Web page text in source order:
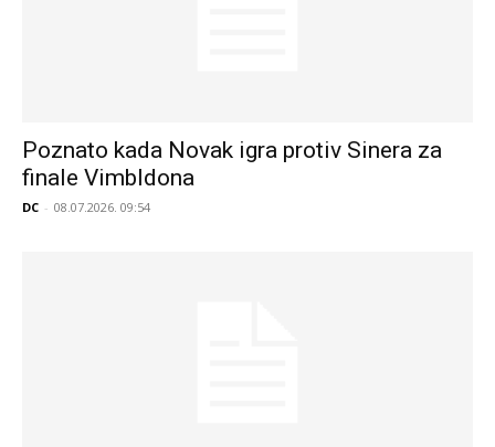
Poznato kada Novak igra protiv Sinera za
finale Vimbldona
DC - 08.07.2026. 09:54